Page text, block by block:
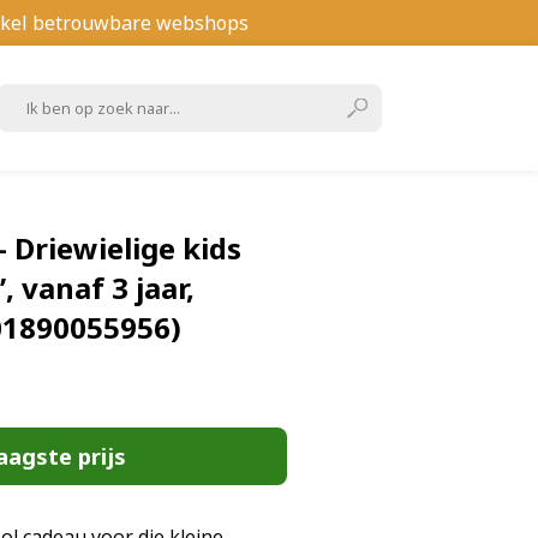
betrouwbare webshops
Driewielige kids
vanaf 3 jaar,
prijs